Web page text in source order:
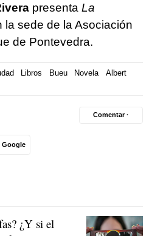
presenta La
la sede de la Asociación
de Pontevedra.
Libros Bueu Novela
Albert
Google
Comentar ·
¿Y si el